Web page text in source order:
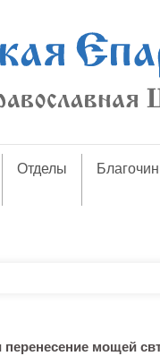
Отделы
мощей